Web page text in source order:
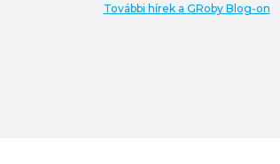
További hírek a GRoby Blog-on